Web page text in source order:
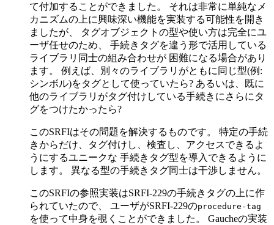
て付加することができました。 それは非常に単純なメ
カニズムの上に興味深い機能を実装する可能性を開き
ましたが、 タグオブジェクトの型や使い方は完全にユ
ーザ任せのため、 手続きタグを違う形で活用している
ライブラリ同士の組み合わせが 困難になる場合があり
ます。 例えば、別々のライブラリがともに同じ型(例:
シンボル)をタグとして使っていたら? あるいは、既に
他のライブラリがタグ付けしている手続きにさらにタ
グをつけたかったら?
このSRFIはその問題を解決するものです。 特定の手続
きからだけ、タグ付けし、検査し、アクセスできるよ
うにするユニークな 手続きタグ型を導入できるように
します。 異なる型の手続きタグ同士は干渉しません。
このSRFIの参照実装はSRFI-229の手続きタグの上に作
られていたので、 ユーザがSRFI-229のprocedure-tag
を使って中身を覗くことができました。 Gaucheの実装